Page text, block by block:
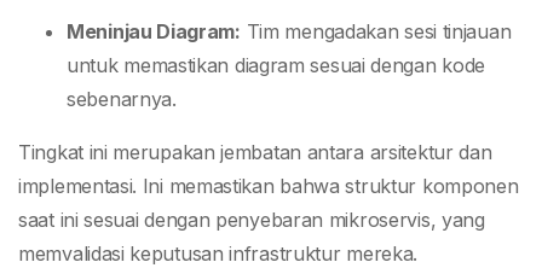
Meninjau Diagram: Tim mengadakan sesi tinjauan
untuk memastikan diagram sesuai dengan kode
sebenarnya.
Tingkat ini merupakan jembatan antara arsitektur dan
implementasi. Ini memastikan bahwa struktur komponen
saat ini sesuai dengan penyebaran mikroservis, yang
memvalidasi keputusan infrastruktur mereka.